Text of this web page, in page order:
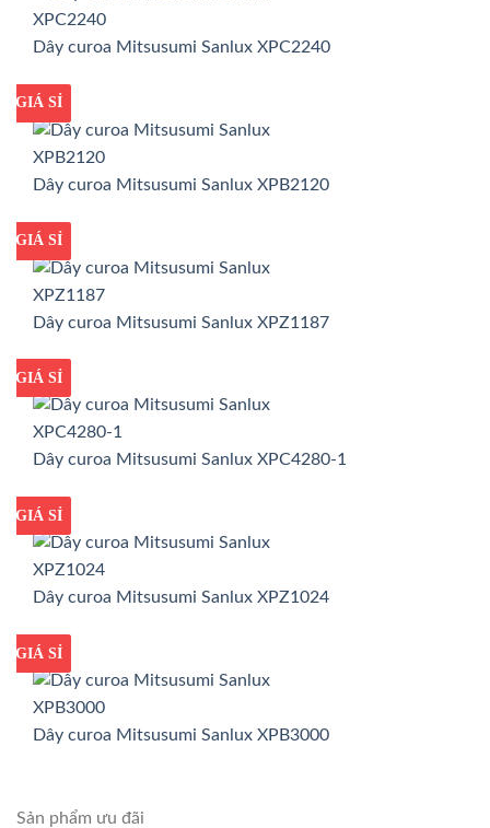
Dây curoa Mitsusumi Sanlux XPC2240
GIÁ TỐT
GIÁ SỈ
Dây curoa Mitsusumi Sanlux XPB2120
GIÁ TỐT
GIÁ SỈ
Dây curoa Mitsusumi Sanlux XPZ1187
GIÁ TỐT
GIÁ SỈ
Dây curoa Mitsusumi Sanlux XPC4280-1
GIÁ TỐT
GIÁ SỈ
Dây curoa Mitsusumi Sanlux XPZ1024
GIÁ TỐT
GIÁ SỈ
Dây curoa Mitsusumi Sanlux XPB3000
Sản phẩm ưu đãi